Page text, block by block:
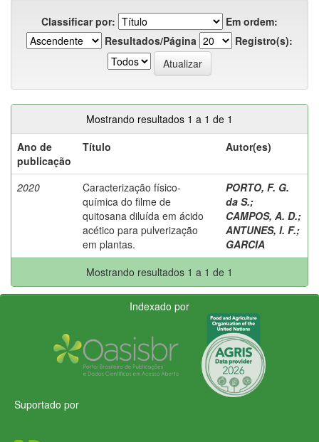
Classificar por:
Em ordem:
Resultados/Página
Registro(s):
Mostrando resultados 1 a 1 de 1
Ano de
publicação
Título Autor(es)
2020
Caracterização físico-
química do filme de
quitosana diluída em ácido
acético para pulverização
em plantas.
PORTO, F. G.
da S.;
CAMPOS, A. D.;
ANTUNES, I. F.;
GARCIA
Mostrando resultados 1 a 1 de 1
Indexado por
Suportado por